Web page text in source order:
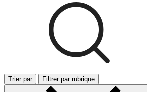
Trier par Filtrer par rubrique